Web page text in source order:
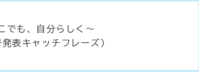
分らしく～
ッチフレーズ）